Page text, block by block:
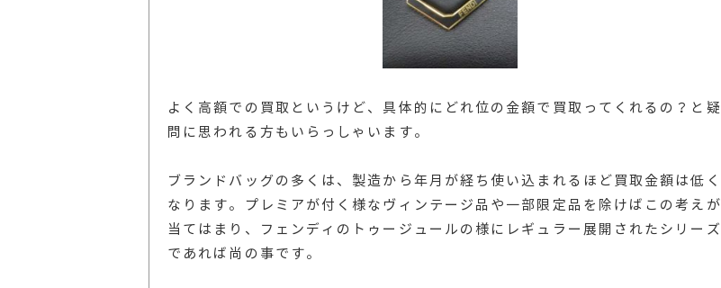
よく高額での買取というけど、具体的にどれ位の金額で買取ってくれるの？と疑
問に思われる方もいらっしゃいます。
ブランドバッグの多くは、製造から年月が経ち使い込まれるほど買取金額は低く
なります。プレミアが付く様なヴィンテージ品や一部限定品を除けばこの考えが
当てはまり、フェンディのトゥージュールの様にレギュラー展開されたシリーズ
であれば尚の事です。